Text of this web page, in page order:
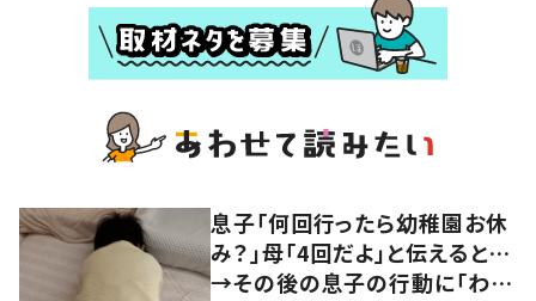
息子「何回行ったら幼稚園お休
み？」母「4回だよ」と伝えると…
→その後の息子の行動に「わか